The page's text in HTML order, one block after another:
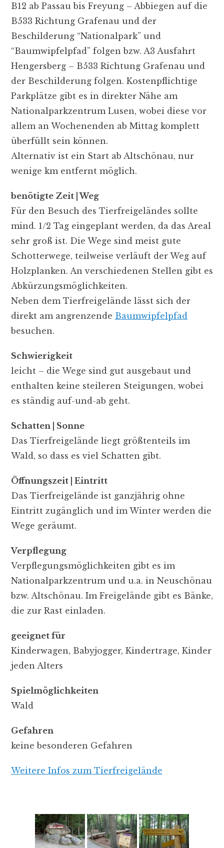
B12 ab Passau bis Freyung – Abbiegen auf die
B533 Richtung Grafenau und der
Beschilderung “Nationalpark” und
“Baumwipfelpfad” folgen bzw. A3 Ausfahrt
Hengersberg – B533 Richtung Grafenau und
der Beschilderung folgen. Kostenpflichtige
Parkplätze gibt es in direkter Nähe am
Nationalparkzentrum Lusen, wobei diese vor
allem an Wochenenden ab Mittag komplett
überfüllt sein können.
Alternativ ist ein Start ab Altschönau, nur
wenige km entfernt möglich.
benötigte Zeit | Weg
Für den Besuch des Tierfreigeländes sollte
mind. 1/2 Tag eingeplant werden, da das Areal
sehr groß ist. Die Wege sind meist gute
Schotterwege, teilweise verläuft der Weg auf
Holzplanken. An verschiedenen Stellen gibt es
Abkürzungsmöglichkeiten.
Neben dem Tierfreigelände lässt sich der
direkt am angrenzende Baumwipfelpfad
besuchen.
Schwierigkeit
leicht – die Wege sind gut ausgebaut und
enthalten keine steileren Steigungen, wobei
es ständig auf-und-ab geht.
Schatten | Sonne
Das Tierfreigelände liegt größtenteils im
Wald, so dass es viel Schatten gibt.
Öffnungszeit | Eintritt
Das Tierfreigelände ist ganzjährig ohne
Eintritt zugänglich und im Winter werden die
Wege geräumt.
Verpflegung
Verpflegungsmöglichkeiten gibt es im
Nationalparkzentrum und u.a. in Neuschönau
bzw. Altschönau. Im Freigelände gibt es Bänke,
die zur Rast einladen.
geeignet für
Kinderwagen, Babyjogger, Kindertrage, Kinder
jeden Alters
Spielmöglichkeiten
Wald
Gefahren
keine besonderen Gefahren
Weitere Infos zum Tierfreigelände